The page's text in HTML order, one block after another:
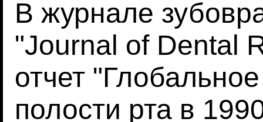
В журнале
"Journal of Dental
отчет
полости рта в